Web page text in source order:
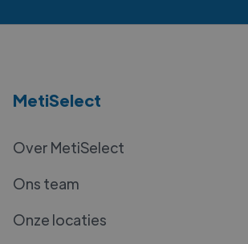
MetiSelect
Over MetiSelect
Ons team
Onze locaties